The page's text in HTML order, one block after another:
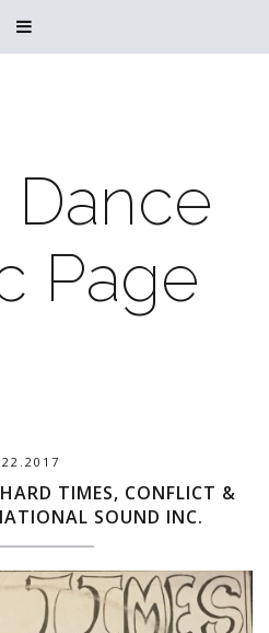

Dance
Page
TIMES, CONFLICT &
SOUND INC.